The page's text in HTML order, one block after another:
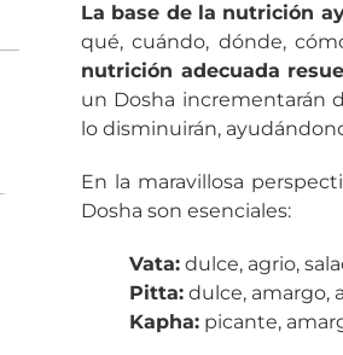
La base de la nutrición
qué, cuándo, dónde,
nutrición adecuada
un Dosha incrementarán
lo disminuirán,
En la maravillosa
Dosha son esenciales:
Vata: dulce, agrio,
Pitta: dulce, amargo,
Kapha: picante,